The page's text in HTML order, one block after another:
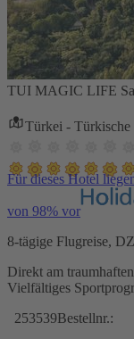
TUI MAGIC LIFE
Türkei - Türkische
Für dieses Hotel
von 98% vor
8-tägige Flugreise,
Direkt am
Vielfältiges
253539Bestellnr.: